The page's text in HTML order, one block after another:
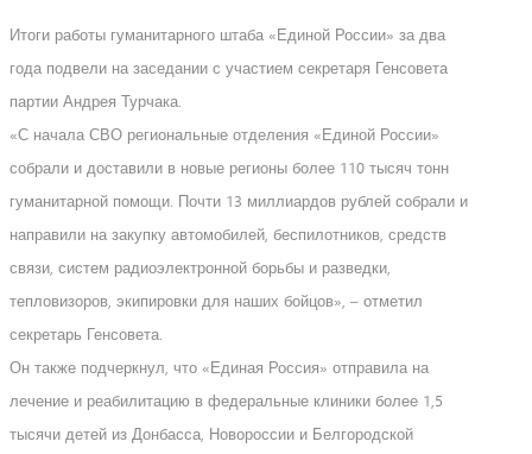
Итоги работы гуманитарного штаба «Единой России» за два
года подвели на заседании с участием секретаря Генсовета
партии Андрея Турчака.
«С начала СВО региональные отделения «Единой России»
собрали и доставили в новые регионы более 110 тысяч тонн
гуманитарной помощи. Почти 13 миллиардов рублей собрали и
направили на закупку автомобилей, беспилотников, средств
связи, систем радиоэлектронной борьбы и разведки,
тепловизоров, экипировки для наших бойцов», – отметил
секретарь Генсовета.
Он также подчеркнул, что «Единая Россия» отправила на
лечение и реабилитацию в федеральные клиники более 1,5
тысячи детей из Донбасса, Новороссии и Белгородской